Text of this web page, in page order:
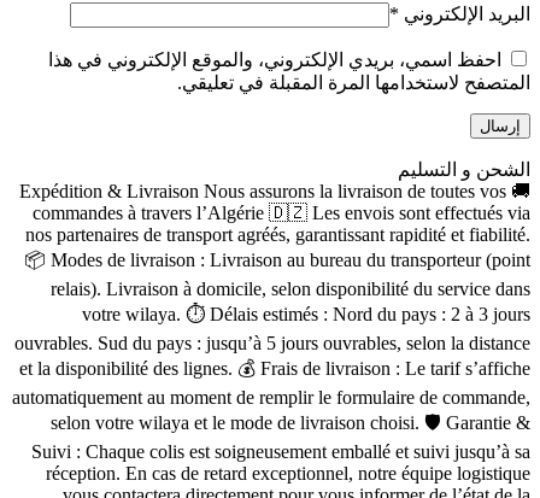
البريد الإلكتروني *
احفظ اسمي، بريدي الإلكتروني، والموقع الإلكتروني في هذا
المتصفح لاستخدامها المرة المقبلة في تعليقي.
الشحن و التسليم
🚚 Expédition & Livraison Nous assurons la livraison de toutes vos
commandes à travers l’Algérie 🇩🇿 Les envois sont effectués via
nos partenaires de transport agréés, garantissant rapidité et fiabilité.
📦 Modes de livraison : Livraison au bureau du transporteur (point
relais). Livraison à domicile, selon disponibilité du service dans
votre wilaya. ⏱ Délais estimés : Nord du pays : 2 à 3 jours
ouvrables. Sud du pays : jusqu’à 5 jours ouvrables, selon la distance
et la disponibilité des lignes. 💰 Frais de livraison : Le tarif s’affiche
automatiquement au moment de remplir le formulaire de commande,
selon votre wilaya et le mode de livraison choisi. 🛡 Garantie &
Suivi : Chaque colis est soigneusement emballé et suivi jusqu’à sa
réception. En cas de retard exceptionnel, notre équipe logistique